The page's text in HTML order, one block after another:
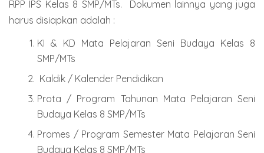
RPP IPS Kelas 8 SMP/MTs. Dokumen lainnya yang juga
harus disiapkan adalah :
KI & KD Mata Pelajaran Seni Budaya Kelas 8
SMP/MTs
Kaldik / Kalender Pendidikan
Prota / Program Tahunan Mata Pelajaran Seni
Budaya Kelas 8 SMP/MTs
Promes / Program Semester Mata Pelajaran Seni
Budaya Kelas 8 SMP/MTs